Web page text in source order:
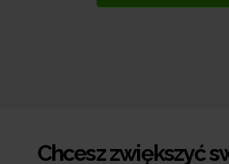
Chcesz zwiększyć